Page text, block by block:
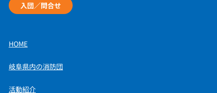
入団／問合せ
HOME
岐阜県内の消防団
活動紹介